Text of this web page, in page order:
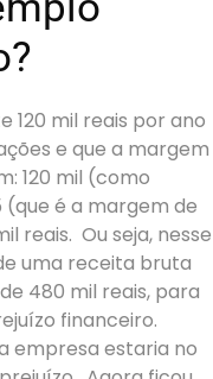
120 mil reais por ano
e que a margem
120 mil (como
(que é a margem de
reais. Ou seja, nesse
uma receita bruta
480 mil reais, para
financeiro.
empresa estaria no